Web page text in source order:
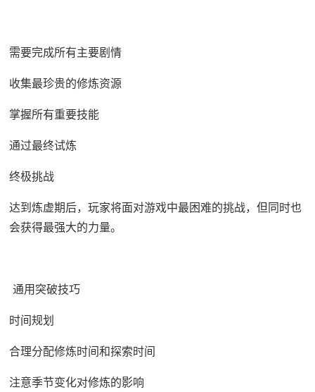
需要完成所有主要剧情
收集最珍贵的修炼资源
掌握所有重要技能
通过最终试炼
终极挑战
达到炼虚期后，玩家将面对游戏中最困难的挑战，但同时也
会获得最强大的力量。
通用突破技巧
时间规划
合理分配修炼时间和探索时间
注意季节变化对修炼的影响